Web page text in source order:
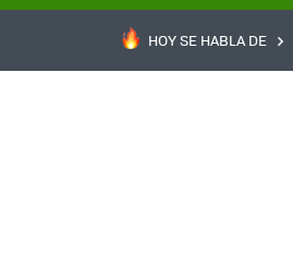
HOY SE HABLA DE